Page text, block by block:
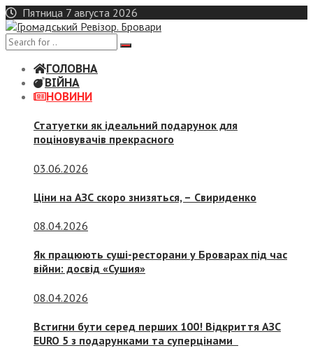
Skip
to
content
Пятница 7 августа 2026
ГОЛОВНА
ВІЙНА
НОВИНИ
Статуетки як ідеальний подарунок для
поціновувачів прекрасного
03.06.2026
Ціни на АЗС скоро знизяться, – Свириденко
08.04.2026
Як працюють суші-ресторани у Броварах під час
війни: досвід «Сушия»
08.04.2026
Встигни бути серед перших 100! Відкриття АЗС
EURO 5 з подарунками та суперцінами